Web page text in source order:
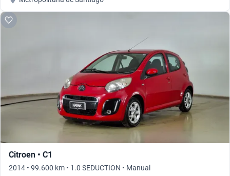
Citroen • C1
2014 • 99.600 km • 1.0 SEDUCTION • Manual